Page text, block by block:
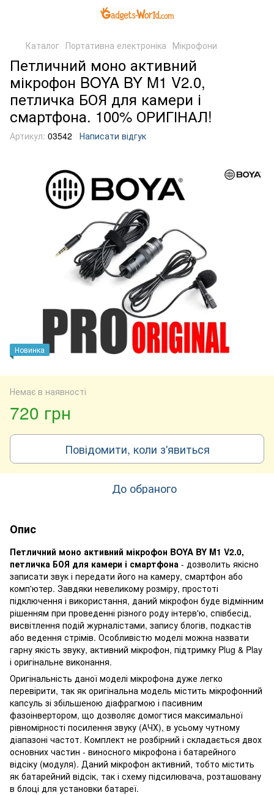
Каталог Портативна електроніка Мікрофони
Петличний моно активний
мікрофон BOYA BY M1 V2.0,
петличка БОЯ для камери і
смартфона. 100% ОРИГІНАЛ!
Артикул: 03542 Написати відгук
Новинка
Немає в наявності
720 грн
Повідомити, коли з'явиться
До обраного
Опис
Петличний моно активний мікрофон BOYA BY M1 V2.0,
петличка БОЯ для камери і смартфона - дозволить якісно
записати звук і передати його на камеру, смартфон або
комп'ютер. Завдяки невеликому розміру, простоті
підключення і використання, даний мікрофон буде відмінним
рішенням при проведенні різного роду інтерв'ю, співбесід,
висвітлення подій журналістами, запису блогів, подкастів
або ведення стрімів. Особливістю моделі можна назвати
гарну якість звуку, активний мікрофон, підтримку Plug & Play
і оригінальне виконання.
Оригінальність даної моделі мікрофона дуже легко
перевірити, так як оригінальна модель містить мікрофонний
капсуль зі збільшеною діафрагмою і пасивним
фазоінвертором, що дозволяє домогтися максимальної
рівномірності посилення звуку (АЧХ), в усьому чутному
діапазоні частот. Комплект не розбірний і складається двох
основних частин - виносного мікрофона і батарейного
відсіку (модуля). Даний мікрофон активний, тобто містить
як батарейний відсік, так і схему підсилювача, розташовану
в блоці для установки батареї.